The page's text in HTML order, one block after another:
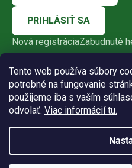
Tento web používa súbory
potrebné na fungovanie
použijeme iba s vaším
odvolať. Viac informácií tu.
PRIHLÁSIŤ SA
Nová registráciaZabudnuté